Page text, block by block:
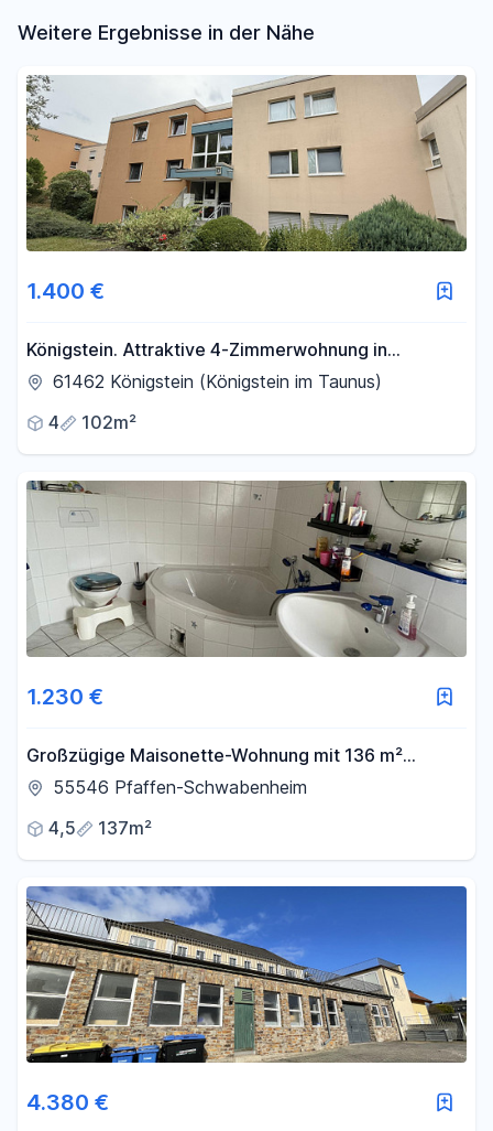
Weitere Ergebnisse in der Nähe
1.400 €
Königstein. Attraktive 4-Zimmerwohnung in
Laufnähe zur Innenstadt
61462 Königstein (Königstein im Taunus)
4
102m²
1.230 €
Großzügige Maisonette-Wohnung mit 136 m²
Wohnfläche, Kamin, Balkon und Innenhof
55546 Pfaffen-Schwabenheim
4,5
137m²
4.380 €